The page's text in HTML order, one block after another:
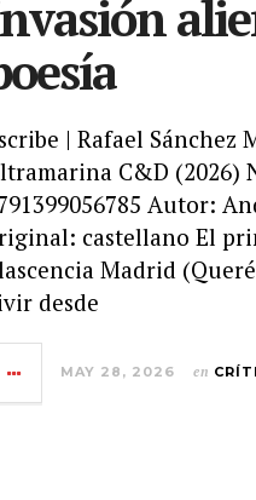
| Rafael
C&D (2026)
Autor:
castellano El
Madrid
desde
MAY 28, 2026 en